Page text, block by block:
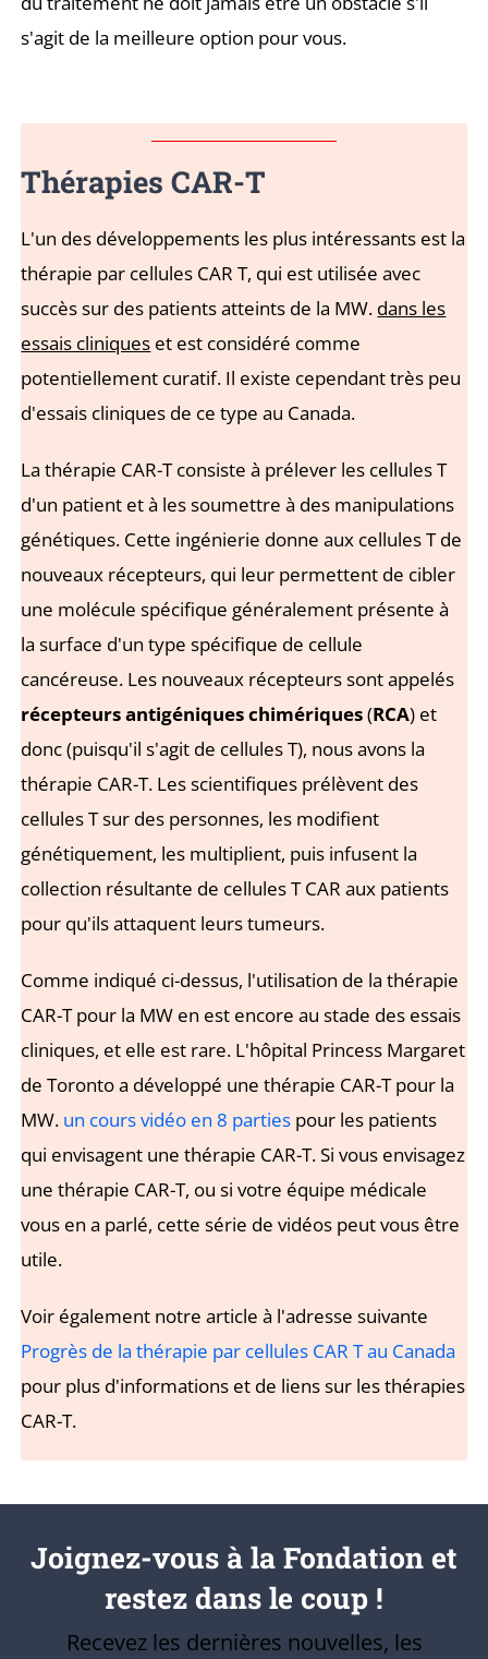
s'agit de la meilleure option pour vous.
Thérapies CAR-T
L'un des développements les plus intéressants est la
thérapie par cellules CAR T, qui est utilisée avec
succès sur des patients atteints de la MW. dans les
essais cliniques et est considéré comme
potentiellement curatif. Il existe cependant très peu
d'essais cliniques de ce type au Canada.
La thérapie CAR-T consiste à prélever les cellules T
d'un patient et à les soumettre à des manipulations
génétiques. Cette ingénierie donne aux cellules T de
nouveaux récepteurs, qui leur permettent de cibler
une molécule spécifique généralement présente à
la surface d'un type spécifique de cellule
cancéreuse. Les nouveaux récepteurs sont appelés
récepteurs antigéniques chimériques(RCA) et
donc (puisqu'il s'agit de cellules T), nous avons la
thérapie CAR-T. Les scientifiques prélèvent des
cellules T sur des personnes, les modifient
génétiquement, les multiplient, puis infusent la
collection résultante de cellules T CAR aux patients
pour qu'ils attaquent leurs tumeurs.
Comme indiqué ci-dessus, l'utilisation de la thérapie
CAR-T pour la MW en est encore au stade des essais
cliniques, et elle est rare. L'hôpital Princess Margaret
de Toronto a développé une thérapie CAR-T pour la
MW. un cours vidéo en 8 parties pour les patients
qui envisagent une thérapie CAR-T. Si vous envisagez
une thérapie CAR-T, ou si votre équipe médicale
vous en a parlé, cette série de vidéos peut vous être
utile.
Voir également notre article à l'adresse suivante
Progrès de la thérapie par cellules CAR T au Canada
pour plus d'informations et de liens sur les thérapies
CAR-T.
Joignez-vous à la Fondation et
restez dans le coup !
Recevez les dernières nouvelles, les